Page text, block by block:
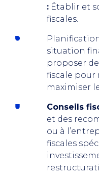
: Établir et
fiscales.
situation
proposer
fiscale pour
maximiser
Conseils
et des
ou à
fiscales